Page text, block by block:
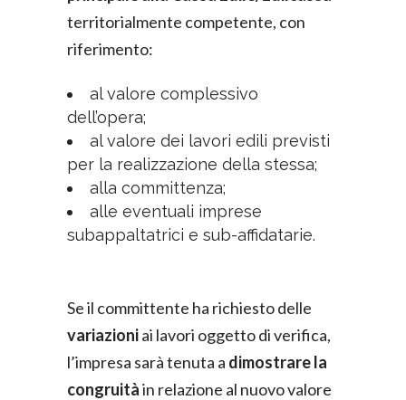
territorialmente competente, con
riferimento:
al valore complessivo
dell’opera;
al valore dei lavori edili previsti
per la realizzazione della stessa;
alla committenza;
alle eventuali imprese
subappaltatrici e sub-affidatarie.
Se il committente ha richiesto delle
variazioniai lavori oggetto di verifica,
l’impresa sarà tenuta a dimostrare la
congruitàin relazione al nuovo valore